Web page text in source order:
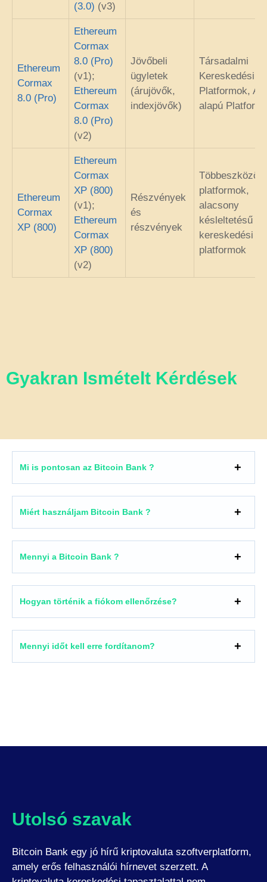
(3.0) (v3)
Ethereum
Cormax
8.0 (Pro)
Ethereum
Cormax
8.0 (Pro)
(v1);
Ethereum
Cormax
8.0 (Pro)
(v2)
Jövőbeli
ügyletek
(árujövők,
indexjövők)
Társadalmi
Kereskedési
Platformok,
alapú
Ethereum
Cormax
XP (800)
Ethereum
Cormax
XP (800)
(v1);
Ethereum
Cormax
XP (800)
(v2)
Részvények
és
részvények
Többeszközös
platformok,
alacsony
késleltetésű
kereskedési
platformok
Gyakran Ismételt Kérdések
Mi is pontosan az Bitcoin Bank ?
Miért használjam Bitcoin Bank ?
Mennyi a Bitcoin Bank ?
Hogyan történik a fiókom ellenőrzése?
Mennyi időt kell erre fordítanom?
Utolsó szavak
Bitcoin Bank egy jó hírű kriptovaluta szoftverplatform,
amely erős felhasználói hírnevet szerzett. A